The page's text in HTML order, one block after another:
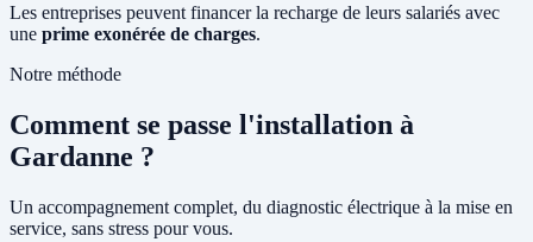
Les entreprises peuvent financer la recharge de leurs salariés avec
une prime exonérée de charges.
Notre méthode
Comment se passe l'installation à
Gardanne ?
Un accompagnement complet, du diagnostic électrique à la mise en
service, sans stress pour vous.